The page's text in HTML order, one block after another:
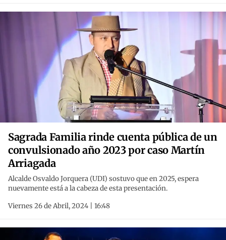
Sagrada Familia rinde cuenta pública de un
convulsionado año 2023 por caso Martín
Arriagada
Alcalde Osvaldo Jorquera (UDI) sostuvo que en 2025, espera
nuevamente está a la cabeza de esta presentación.
Viernes 26 de Abril, 2024 | 16:48